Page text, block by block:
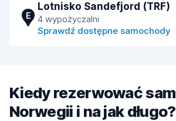
E
Lotnisko Sandefjord (TRF)
4 wypożyczalni
Sprawdź dostępne samochody
Kiedy rezerwować
Norwegii i na jak długo?